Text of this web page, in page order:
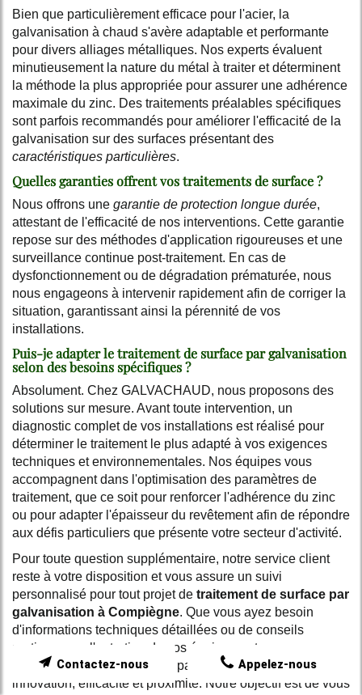
Bien que particulièrement efficace pour l'acier, la
galvanisation à chaud s'avère adaptable et performante
pour divers alliages métalliques. Nos experts évaluent
minutieusement la nature du métal à traiter et déterminent
la méthode la plus appropriée pour assurer une adhérence
maximale du zinc. Des traitements préalables spécifiques
sont parfois recommandés pour améliorer l'efficacité de la
galvanisation sur des surfaces présentant des
caractéristiques particulières.
Quelles garanties offrent vos traitements de surface ?
Nous offrons une garantie de protection longue durée,
attestant de l'efficacité de nos interventions. Cette garantie
repose sur des méthodes d'application rigoureuses et une
surveillance continue post-traitement. En cas de
dysfonctionnement ou de dégradation prématurée, nous
nous engageons à intervenir rapidement afin de corriger la
situation, garantissant ainsi la pérennité de vos
installations.
Puis-je adapter le traitement de surface par galvanisation
selon des besoins spécifiques ?
Absolument. Chez GALVACHAUD, nous proposons des
solutions sur mesure. Avant toute intervention, un
diagnostic complet de vos installations est réalisé pour
déterminer le traitement le plus adapté à vos exigences
techniques et environnementales. Nos équipes vous
accompagnent dans l'optimisation des paramètres de
traitement, que ce soit pour renforcer l'adhérence du zinc
ou pour adapter l'épaisseur du revêtement afin de répondre
aux défis particuliers que présente votre secteur d'activité.
Pour toute question supplémentaire, notre service client
reste à votre disposition et vous assure un suivi
personnalisé pour tout projet de traitement de surface par
galvanisation à Compiègne. Que vous ayez besoin
d'informations techniques détaillées ou de conseils
pratiques sur l'entretien de vos équipements, nous
sommes là pour vous guider pas à pas, combinant ainsi
innovation, efficacité et proximité. Notre objectif est de vous
Appelez-nous
Contactez-nous